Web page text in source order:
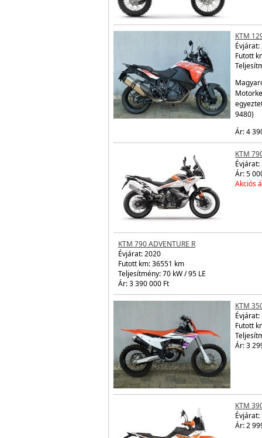
KTM
Évjárat:
Futott
9480)
Ár: 4
KTM
Évjárat:
Ár: 5
Akciós
KTM 790 ADVENTURE R
Évjárat:2020
Futott km: 36551 km
Teljesítmény: 70 kW / 95 LE
Ár: 3 390 000 Ft
KTM
Évjárat:
Futott
Ár: 3
KTM
Évjárat:
Ár: 2